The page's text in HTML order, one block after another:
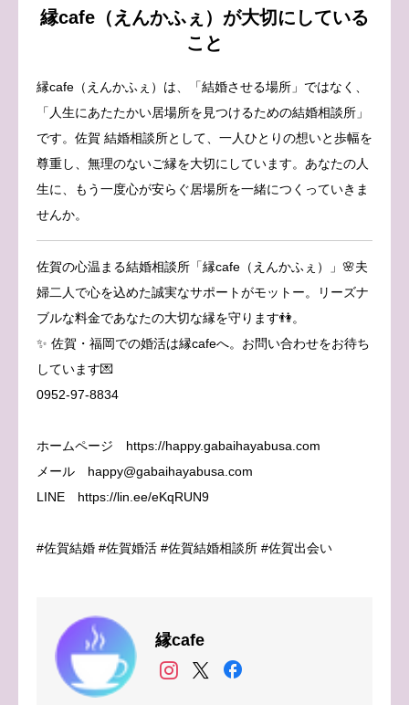
縁cafe（えんかふぇ）が大切にしている
こと
縁cafe（えんかふぇ）は、「結婚させる場所」ではなく、
「人生にあたたかい居場所を見つけるための結婚相談所」
です。佐賀 結婚相談所として、一人ひとりの想いと歩幅を
尊重し、無理のないご縁を大切にしています。あなたの人
生に、もう一度心が安らぐ居場所を一緒につくっていきま
せんか。
佐賀の心温まる結婚相談所「縁cafe（えんかふぇ）」🌸夫
婦二人で心を込めた誠実なサポートがモットー。リーズナ
ブルな料金であなたの大切な縁を守ります👫。
✨ 佐賀・福岡での婚活は縁cafeへ。お問い合わせをお待ち
しています💌
0952-97-8834
ホームページ https://happy.gabaihayabusa.com
メール happy@gabaihayabusa.com
LINE https://lin.ee/eKqRUN9
#佐賀結婚 #佐賀婚活 #佐賀結婚相談所 #佐賀出会い
縁cafe